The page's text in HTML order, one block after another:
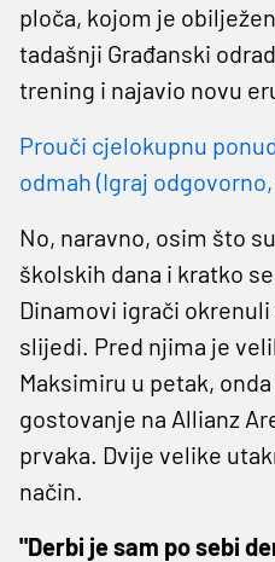
ploča, kojom je
tadašnji Građanski
trening i najavio novu
Prouči cjelokupnu
odmah (Igraj odgovorno,
No, naravno, osim što
školskih dana i kratko
Dinamovi igrači
slijedi. Pred njima je
Maksimiru u petak,
gostovanje na Allianz
prvaka. Dvije velike
način.
"Derbi je sam po sebi